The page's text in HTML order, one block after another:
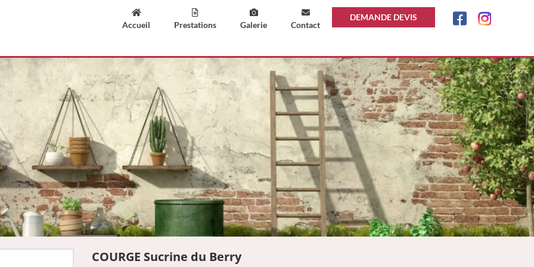
Accueil Prestations Galerie Contact
DEMANDE DEVIS
COURGE Sucrine du Berry